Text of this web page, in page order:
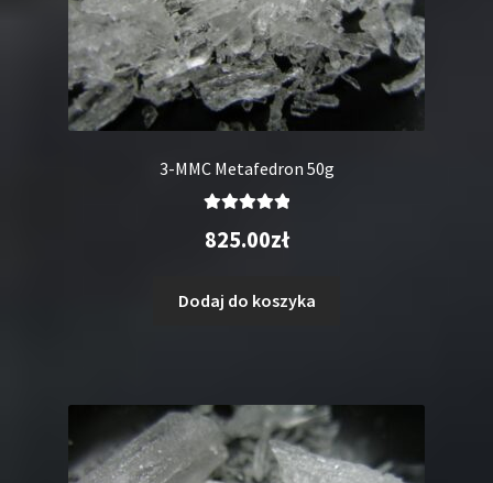
3-MMC Metafedron 50g
5.00na 5
825.00zł
Dodaj do koszyka